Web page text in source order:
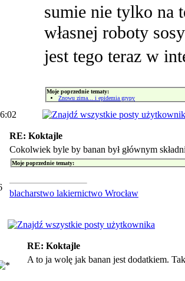
sumie nie tylko na
własnej roboty
jest tego teraz w
Moje poprzednie tematy:
Znowu zima... i epidemia grypy
RE: Koktajle
Cokolwiek byle by banan był głównym
Moje poprzednie tematy:
blacharstwo lakiernictwo Wrocław
RE: Koktajle
A to ja wolę jak banan jest dodatkiem.